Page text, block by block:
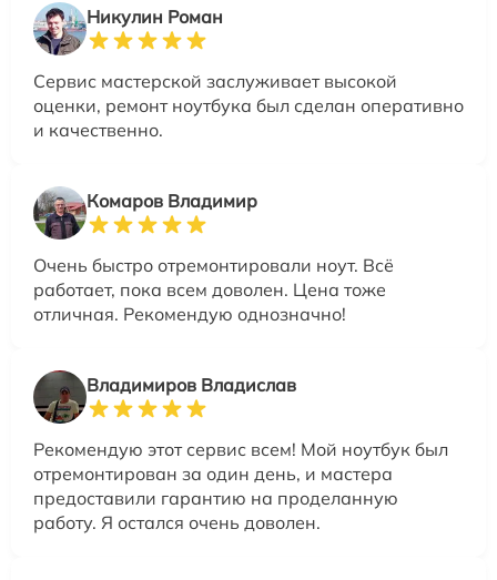
Никулин Роман
Сервис мастерской заслуживает высокой
оценки, ремонт ноутбука был сделан оперативно
и качественно.
Комаров Владимир
Очень быстро отремонтировали ноут. Всё
работает, пока всем доволен. Цена тоже
отличная. Рекомендую однозначно!
Владимиров Владислав
Рекомендую этот сервис всем! Мой ноутбук был
отремонтирован за один день, и мастера
предоставили гарантию на проделанную
работу. Я остался очень доволен.